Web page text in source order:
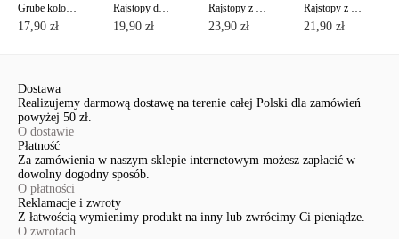
Grube kolorowe rajstopy COLOURS TOP Lycra®
17,90 zł
Rajstopy damskie ze wzmocnią częścią majtkową NUANCE 40 Lycra®
19,90 zł
Rajstopy z regulowanym stanem TOP 40
23,90 zł
Rajstopy z regulowanym stanem TOP 20
21,90 zł
Dostawa
Realizujemy darmową dostawę na terenie całej Polski dla zamówień
powyżej 50 zł.
O dostawie
Płatność
Za zamówienia w naszym sklepie internetowym możesz zapłacić w
dowolny dogodny sposób.
O płatności
Reklamacje i zwroty
Z łatwością wymienimy produkt na inny lub zwrócimy Ci pieniądze.
O zwrotach